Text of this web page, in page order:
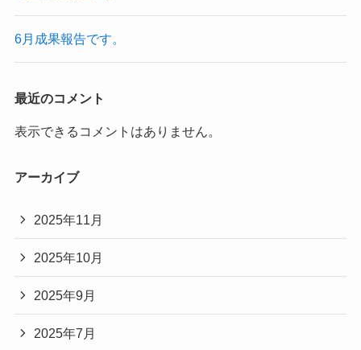
6月成果報告です。
最近のコメント
表示できるコメントはありません。
アーカイブ
2025年11月
2025年10月
2025年9月
2025年7月